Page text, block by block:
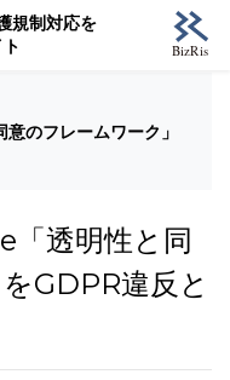
規制対応を
のフレームワーク」
透明性と同
GDPR違反と